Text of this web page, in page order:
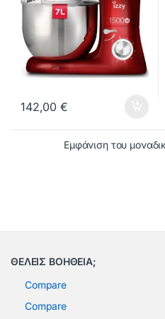
142,00€
Εμφάνιση του
ΘΕΛΕΙΣ ΒΟΗΘΕΙΑ;
Compare
Compare